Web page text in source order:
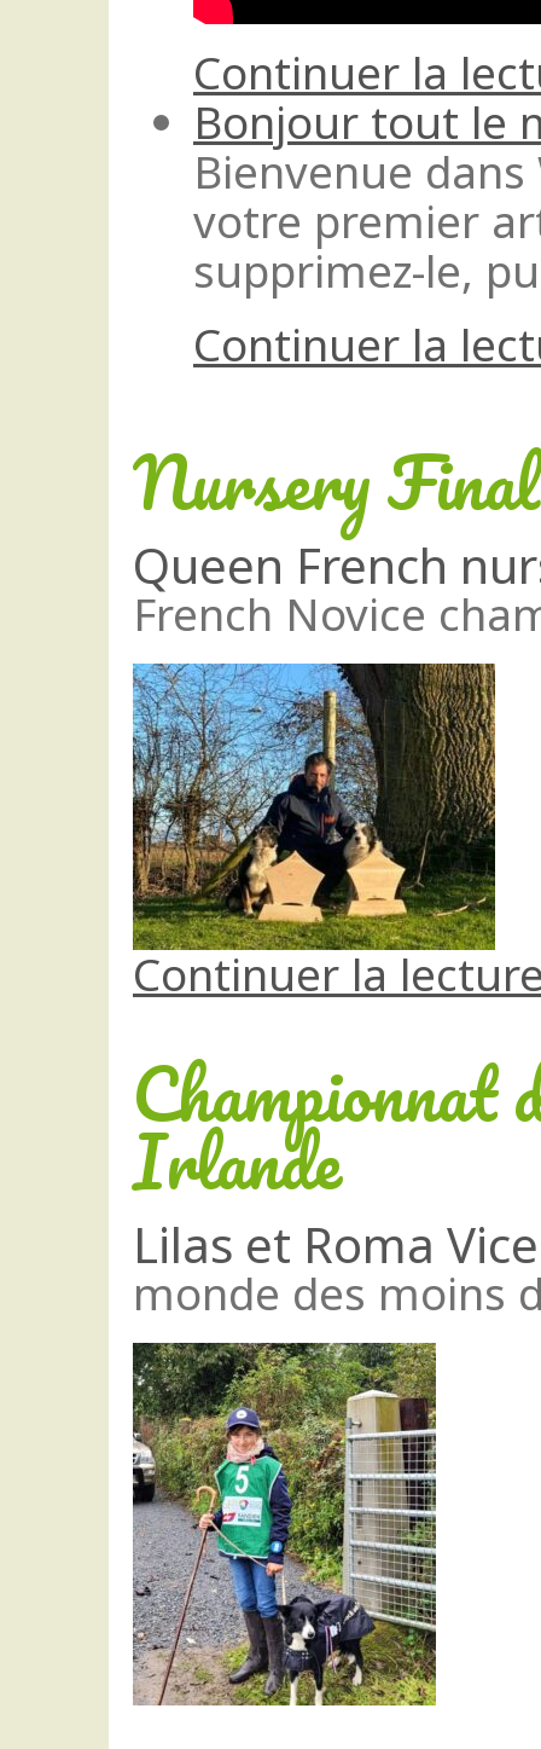
Continuer la
Bonjour tout le
Bienvenue
votre premier
supprimez-le,
Continuer la
Nursery Final
Queen French
French Novice
Continuer la
Championnat
Irlande
Lilas et Roma
monde des moins